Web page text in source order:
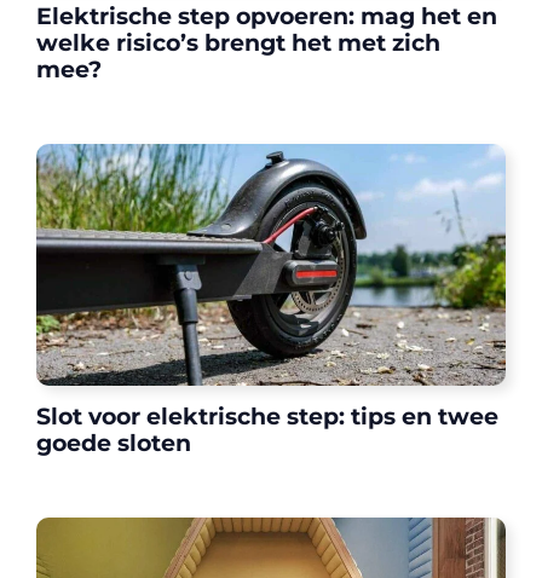
Elektrische step opvoeren: mag het en
welke risico’s brengt het met zich
mee?
Slot voor elektrische step: tips en twee
goede sloten